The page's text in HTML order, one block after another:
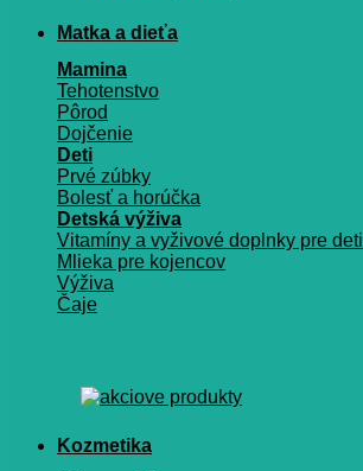
Matka a dieťa
Mamina
Tehotenstvo
Pôrod
Dojčenie
Deti
Prvé zúbky
Bolesť a horúčka
Detská výživa
Vitamíny a vyživové doplnky pre deti
Mlieka pre kojencov
Výživa
Čaje
Kozmetika